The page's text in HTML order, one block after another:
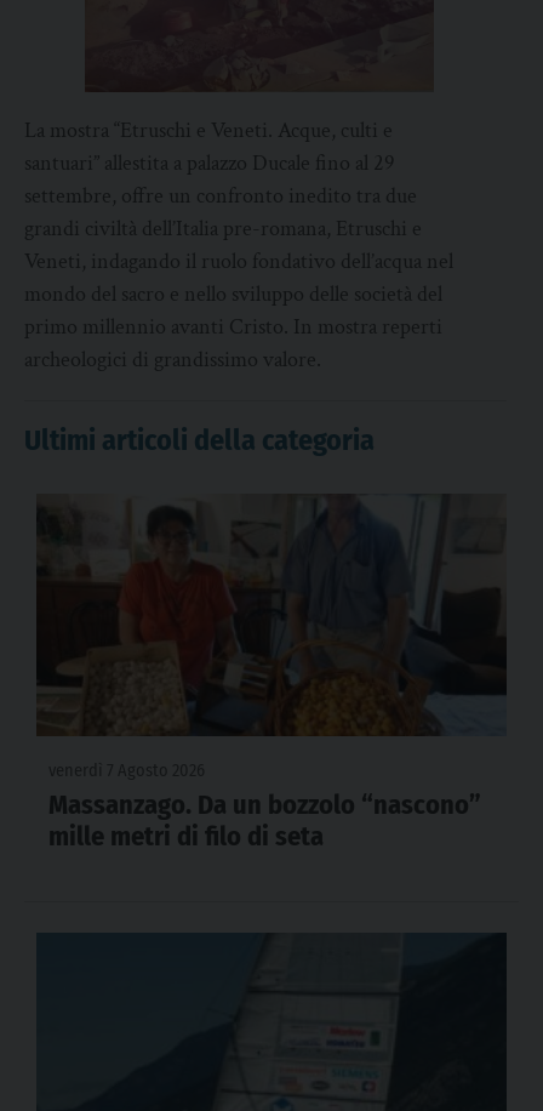
La mostra “Etruschi e Veneti. Acque, culti e
santuari” allestita a palazzo Ducale fino al 29
settembre, offre un confronto inedito tra due
grandi civiltà dell’Italia pre-romana, Etruschi e
Veneti, indagando il ruolo fondativo dell’acqua nel
mondo del sacro e nello sviluppo delle società del
primo millennio avanti Cristo. In mostra reperti
archeologici di grandissimo valore.
Ultimi articoli della categoria
Massanzago. Da un bozzolo “nascono”
mille metri di filo di seta